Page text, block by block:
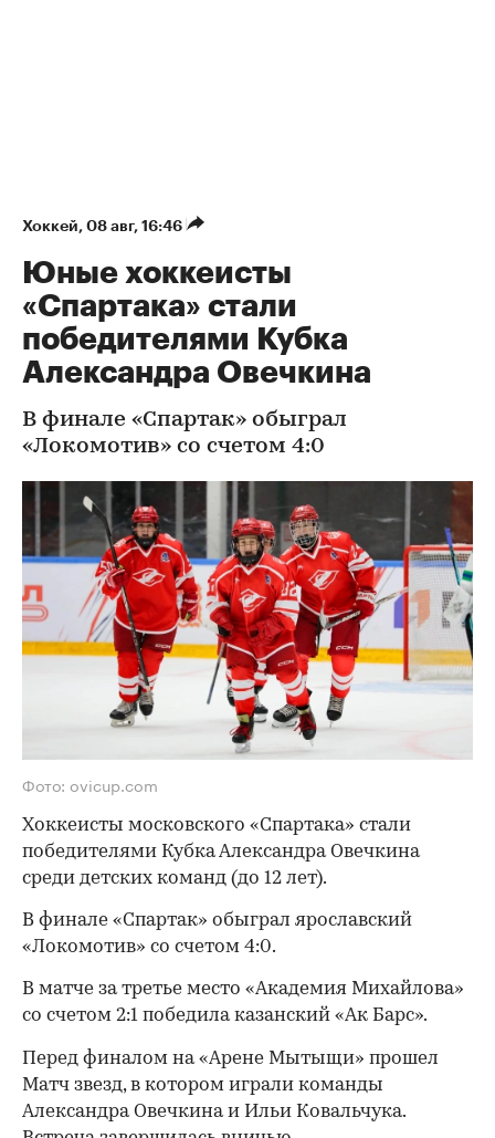
Хоккей⁠, 08 авг, 16:46
Юные хоккеисты
«Спартака» стали
победителями Кубка
Александра Овечкина
В финале «Спартак» обыграл
«Локомотив» со счетом 4:0
Фото: ovicup.com
Хоккеисты московского «Спартака» стали
победителями Кубка Александра Овечкина
среди детских команд (до 12 лет).
В финале «Спартак» обыграл ярославский
«Локомотив» со счетом 4:0.
В матче за третье место «Академия Михайлова»
со счетом 2:1 победила казанский «Ак Барс».
Перед финалом на «Арене Мытыщи» прошел
Матч звезд, в котором играли команды
Александра Овечкина и Ильи Ковальчука.